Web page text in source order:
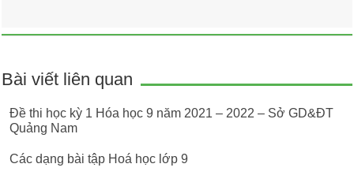
Bài viết liên quan
Đề thi học kỳ 1 Hóa học 9 năm 2021 – 2022 – Sở GD&ĐT
Quảng Nam
Các dạng bài tập Hoá học lớp 9